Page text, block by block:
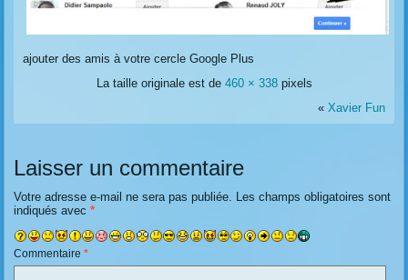
ajouter des amis à votre cercle Google Plus
La taille originale est de 460 × 338pixels
« Xavier Fun
Laisser un commentaire
Votre adresse e-mail ne sera pas publiée. Les champs obligatoires sont
indiqués avec*
Commentaire*